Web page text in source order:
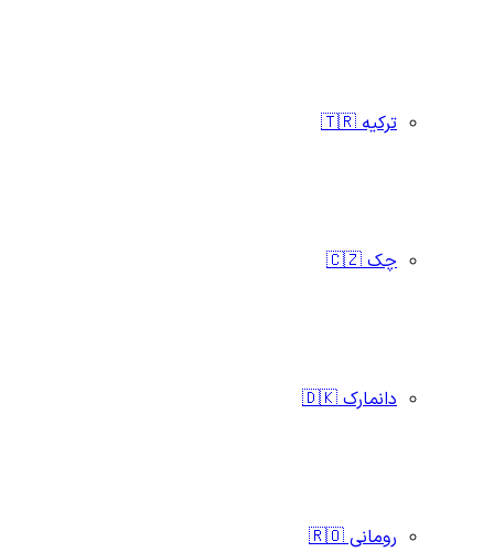
ترکیه 🇹🇷
چک 🇨🇿
دانمارک 🇩🇰
رومانی 🇷🇴